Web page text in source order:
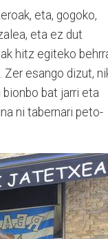
eta, gogoko,
eta ez dut
hitz egiteko
Zer esango dizut,
bat jarri eta
ni tabernari peto-